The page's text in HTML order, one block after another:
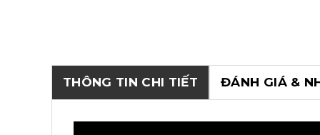
THÔNG TIN CHI TIẾT ĐÁNH GIÁ &